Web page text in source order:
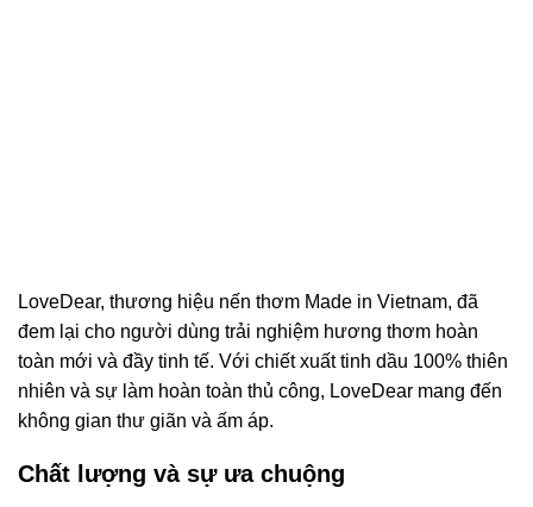
LoveDear, thương hiệu nến thơm Made in Vietnam, đã
đem lại cho người dùng trải nghiệm hương thơm hoàn
toàn mới và đầy tinh tế. Với chiết xuất tinh dầu 100% thiên
nhiên và sự làm hoàn toàn thủ công, LoveDear mang đến
không gian thư giãn và ấm áp.
Chất lượng và sự ưa chuộng